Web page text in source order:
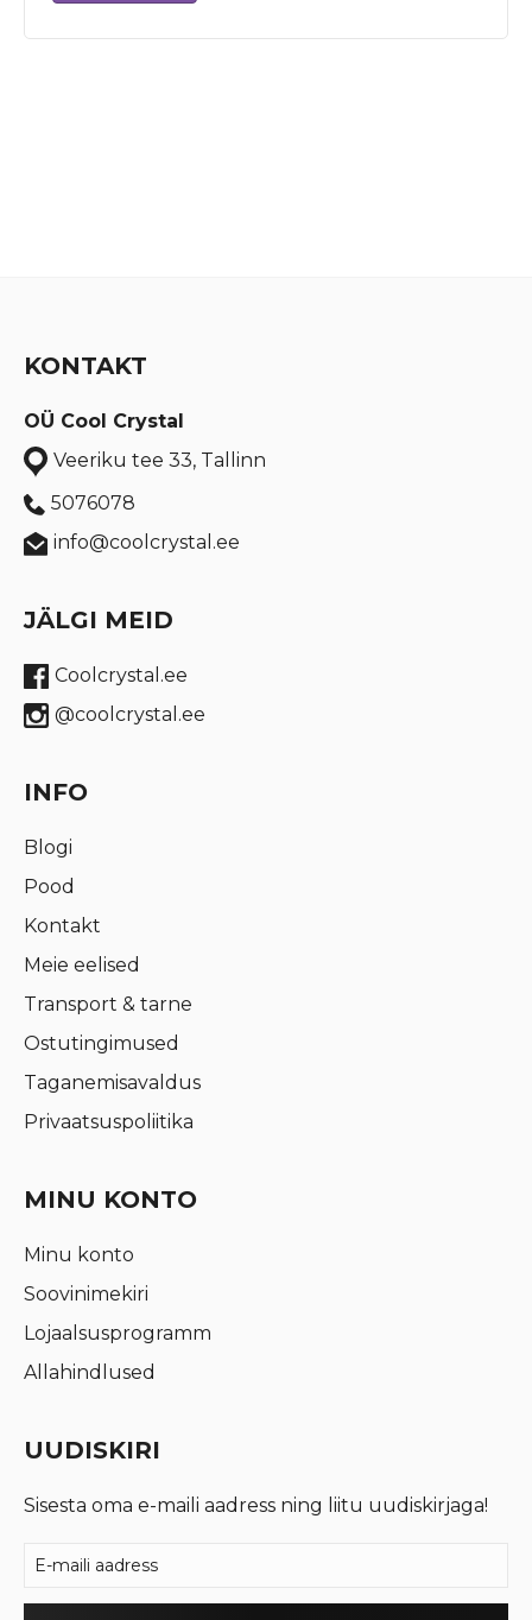
KONTAKT
OÜ Cool Crystal
Veeriku tee 33, Tallinn
5076078
info@coolcrystal.ee
JÄLGI MEID
Coolcrystal.ee
@coolcrystal.ee
INFO
Blogi
Pood
Kontakt
Meie eelised
Transport & tarne
Ostutingimused
Taganemisavaldus
Privaatsuspoliitika
MINU KONTO
Minu konto
Soovinimekiri
Lojaalsusprogramm
Allahindlused
UUDISKIRI
Sisesta oma e-maili aadress ning liitu uudiskirjaga!